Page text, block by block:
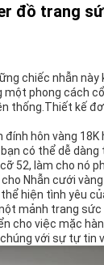
đồ trang
chiếc nhẫn này
một phong cách
thống.Thiết kế
hôn vàng
có thể dễ
52, làm cho nó
Nhẫn cưới
hiện tình yêu
mảnh trang
cho việc mặc
với sự tự tin